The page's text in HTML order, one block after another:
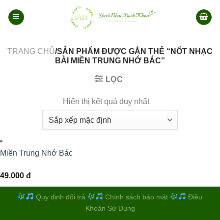
qua
TRANG CHỦ/SẢN PHẨM ĐƯỢC GẮN THẺ “NỐT NHẠC
BÀI MIỀN TRUNG NHỚ BÁC”
LỌC
Hiển thị kết quả duy nhất
Miền Trung Nhớ Bác
49.000 đ
Quy định đổi trả Chính sách bảo mật
Điều
Khoản Sử Dụng